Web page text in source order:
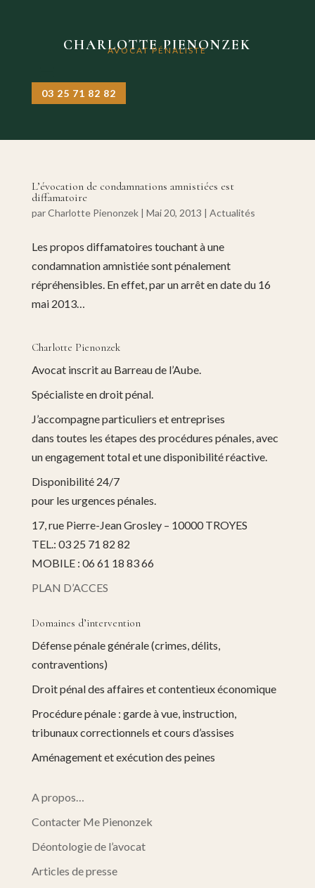
CHARLOTTE PIENONZEK
AVOCAT PÉNALISTE
03 25 71 82 82
L’évocation de condamnations amnistiées est
diffamatoire
parCharlotte Pienonzek| Mai 20, 2013 | Actualités
Les propos diffamatoires touchant à une
condamnation amnistiée sont pénalement
répréhensibles. En effet, par un arrêt en date du 16
mai 2013…
Charlotte Pienonzek
Avocat inscrit au Barreau de l’Aube.
Spécialiste en droit pénal.
J’accompagne particuliers et entreprises
dans toutes les étapes des procédures pénales, avec
un engagement total et une disponibilité réactive.
Disponibilité 24/7
pour les urgences pénales.
17, rue Pierre-Jean Grosley – 10000 TROYES
TEL.: 03 25 71 82 82
MOBILE : 06 61 18 83 66
PLAN D’ACCES
Domaines d’intervention
Défense pénale générale (crimes, délits,
contraventions)
Droit pénal des affaires et contentieux économique
Procédure pénale : garde à vue, instruction,
tribunaux correctionnels et cours d’assises
Aménagement et exécution des peines
A propos…
Contacter Me Pienonzek
Déontologie de l’avocat
Articles de presse